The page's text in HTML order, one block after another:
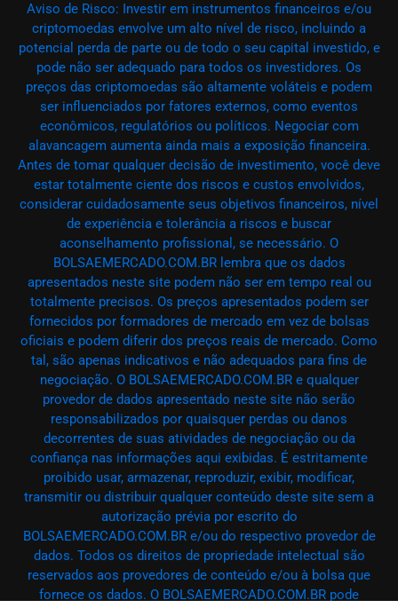
Aviso de Risco: Investir em instrumentos financeiros e/ou
criptomoedas envolve um alto nível de risco, incluindo a
potencial perda de parte ou de todo o seu capital investido, e
pode não ser adequado para todos os investidores. Os
preços das criptomoedas são altamente voláteis e podem
ser influenciados por fatores externos, como eventos
econômicos, regulatórios ou políticos. Negociar com
alavancagem aumenta ainda mais a exposição financeira.
Antes de tomar qualquer decisão de investimento, você deve
estar totalmente ciente dos riscos e custos envolvidos,
considerar cuidadosamente seus objetivos financeiros, nível
de experiência e tolerância a riscos e buscar
aconselhamento profissional, se necessário. O
BOLSAEMERCADO.COM.BR lembra que os dados
apresentados neste site podem não ser em tempo real ou
totalmente precisos. Os preços apresentados podem ser
fornecidos por formadores de mercado em vez de bolsas
oficiais e podem diferir dos preços reais de mercado. Como
tal, são apenas indicativos e não adequados para fins de
negociação. O BOLSAEMERCADO.COM.BR e qualquer
provedor de dados apresentado neste site não serão
responsabilizados por quaisquer perdas ou danos
decorrentes de suas atividades de negociação ou da
confiança nas informações aqui exibidas. É estritamente
proibido usar, armazenar, reproduzir, exibir, modificar,
transmitir ou distribuir qualquer conteúdo deste site sem a
autorização prévia por escrito do
BOLSAEMERCADO.COM.BR e/ou do respectivo provedor de
dados. Todos os direitos de propriedade intelectual são
reservados aos provedores de conteúdo e/ou à bolsa que
fornece os dados. O BOLSAEMERCADO.COM.BR pode